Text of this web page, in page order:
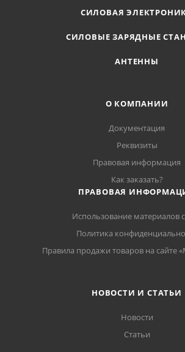
СИЛОВАЯ
СИЛОВЫЕ ЗАРЯДНЫЕ
АНТЕННЫ
О КОМПАНИИ
Документация
Реквизиты
Правовая информация
Как заказать?
ПРАВОВАЯ
Использование материалов
Политика
Правила продажи товаров на сайте
НОВОСТИ И СТАТЬИ
Новости
Статьи